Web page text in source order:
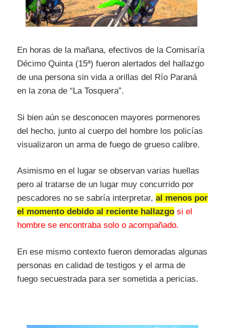
En horas de la mañana, efectivos de la Comisaría
Décimo Quinta (15ª) fueron alertados del hallazgo
de una persona sin vida a orillas del Río Paraná
en la zona de “La Tosquera”.
Si bien aún se desconocen mayores pormenores
del hecho, junto al cuerpo del hombre los policías
visualizaron un arma de fuego de grueso calibre.
Asimismo en el lugar se observan varias huellas
pero al tratarse de un lugar muy concurrido por
pescadores no se sabría interpretar, al menos por
el momento debido al reciente hallazgo si el
hombre se encontraba solo o acompañado.
En ese mismo contexto fueron demoradas algunas
personas en calidad de testigos y el arma de
fuego secuestrada para ser sometida a pericias.